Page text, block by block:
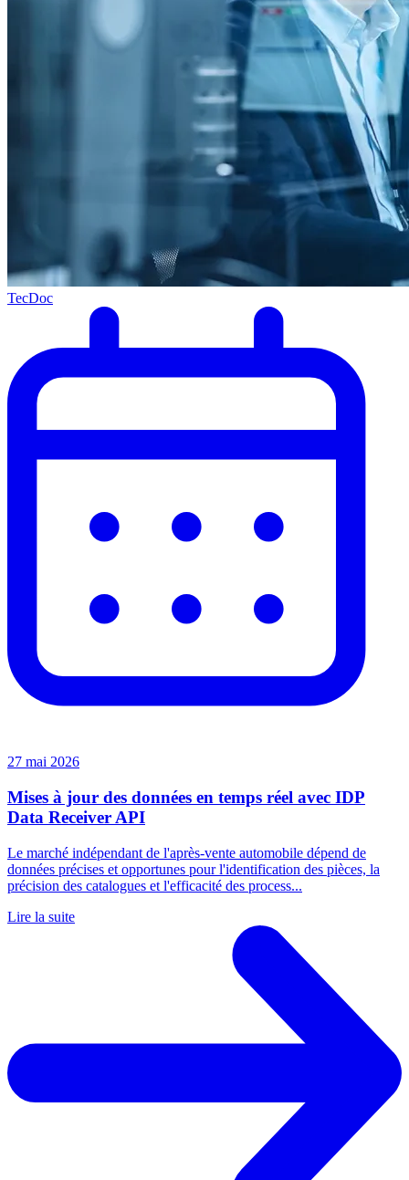
TecDoc
27 mai 2026
Mises à jour des données en temps réel avec IDP
Data Receiver API
Le marché indépendant de l'après-vente automobile dépend de
données précises et opportunes pour l'identification des pièces, la
précision des catalogues et l'efficacité des process...
Lire la suite